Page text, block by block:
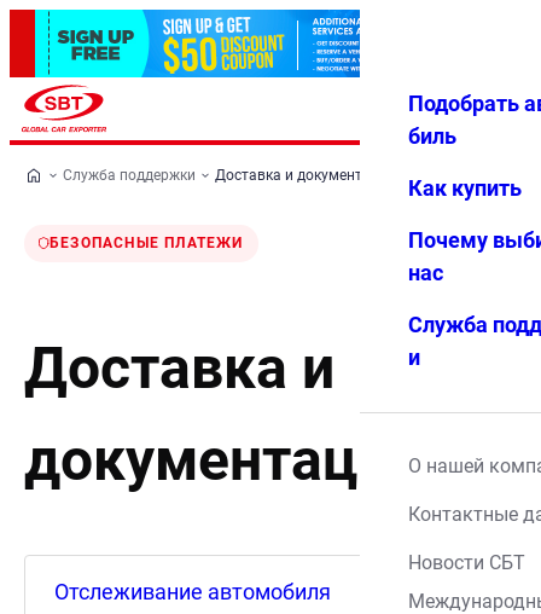
Избранн
Меню
Подобрать
биль
Как купить
Почему
нас
Служба
и
О нашей
Контактные
Новости СБТ
Служба поддержки Доставка и документация
БЕЗОПАСНЫЕ ПЛАТЕЖИ
Доставка и
документация
Отслеживание автомобиля